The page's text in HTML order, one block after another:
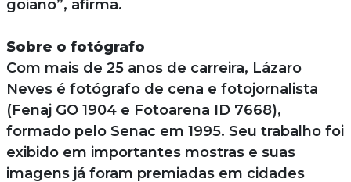
goiano”, afirma.
Sobre o fotógrafo
Com mais de 25 anos de carreira, Lázaro
Neves é fotógrafo de cena e fotojornalista
(Fenaj GO 1904 e Fotoarena ID 7668),
formado pelo Senac em 1995. Seu trabalho foi
exibido em importantes mostras e suas
imagens já foram premiadas em cidades